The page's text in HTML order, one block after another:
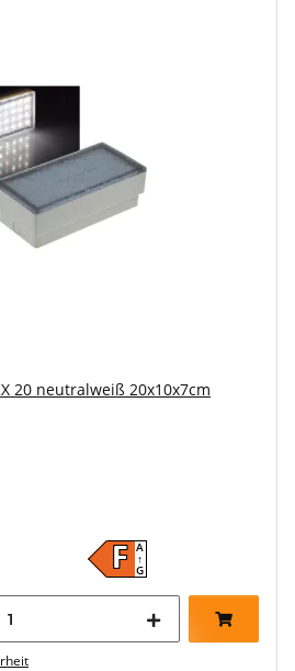
20 neutralweiß 20x10x7cm
F A
↑
G